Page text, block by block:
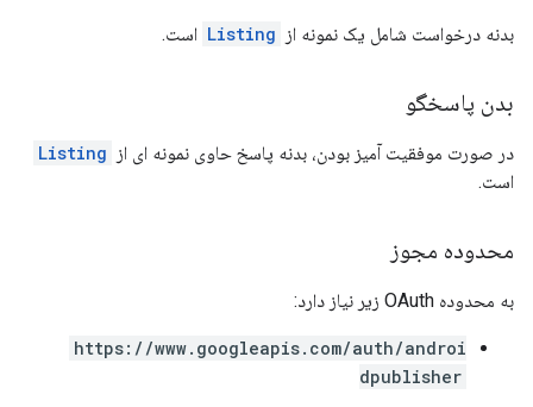
بدنه درخواست شامل یک نمونه از Listing است.
بدن پاسخگو
در صورت موفقیت آمیز بودن، بدنه پاسخ حاوی نمونه ای از Listing
است.
محدوده مجوز
به محدوده OAuth زیر نیاز دارد:
https://www.googleapis.com/auth/androi
dpublisher